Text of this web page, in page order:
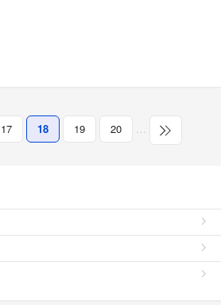
17 18 19 20 …